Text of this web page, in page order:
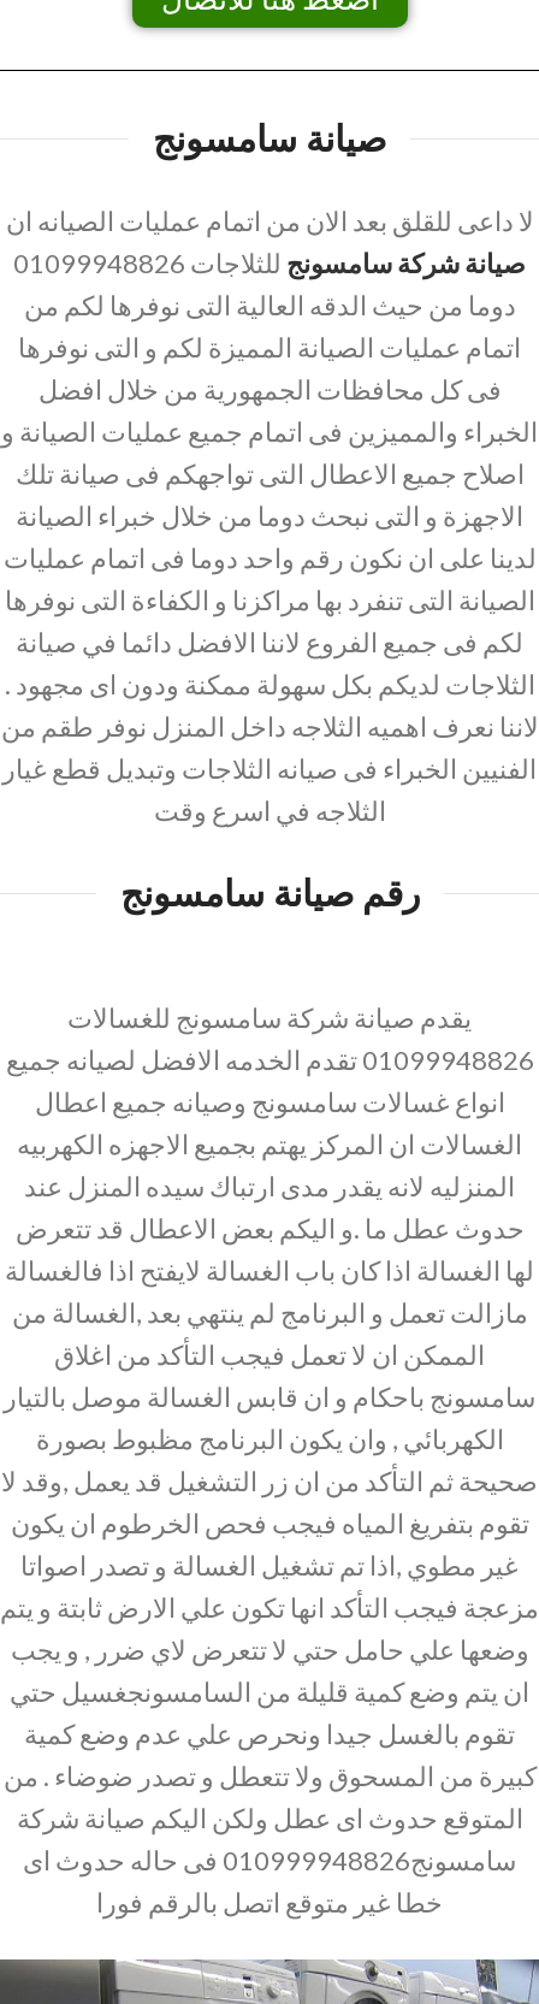
صيانة سامسونج
لا داعى للقلق بعد الان من اتمام عمليات الصيانه ان
صيانة شركة سامسونج
للثلاجات 01099948826
دوما من حيث الدقه العالية التى نوفرها لكم من
اتمام عمليات الصيانة المميزة لكم و التى نوفرها
فى كل محافظات الجمهورية من خلال افضل
الخبراء والمميزين فى اتمام جميع عمليات الصيانة و
اصلاح جميع الاعطال التى تواجهكم فى صيانة تلك
الاجهزة و التى نبحث دوما من خلال خبراء الصيانة
لدينا على ان نكون رقم واحد دوما فى اتمام عمليات
الصيانة التى تنفرد بها مراكزنا و الكفاءة التى نوفرها
لكم فى جميع الفروع لاننا الافضل دائما في صيانة
الثلاجات لديكم بكل سهولة ممكنة ودون اى مجهود .
لاننا نعرف اهميه الثلاجه داخل المنزل نوفر طقم من
الفنيين الخبراء فى صيانه الثلاجات وتبديل قطع غيار
الثلاجه في اسرع وقت
رقم صيانة سامسونج
يقدم صيانة شركة سامسونج للغسالات
01099948826 تقدم الخدمه الافضل لصيانه جميع
انواع غسالات سامسونج وصيانه جميع اعطال
الغسالات ان المركز يهتم بجميع الاجهزه الكهربيه
المنزليه لانه يقدر مدى ارتباك سيده المنزل عند
حدوث عطل ما .و اليكم بعض الاعطال قد تتعرض
لها الغسالة اذا كان باب الغسالة لايفتح اذا فالغسالة
مازالت تعمل و البرنامج لم ينتهي بعد ,الغسالة من
الممكن ان لا تعمل فيجب التأكد من اغلاق
سامسونج باحكام و ان قابس الغسالة موصل بالتيار
الكهربائي , وان يكون البرنامج مظبوط بصورة
صحيحة ثم التأكد من ان زر التشغيل قد يعمل ,وقد لا
تقوم بتفريغ المياه فيجب فحص الخرطوم ان يكون
غير مطوي ,اذا تم تشغيل الغسالة و تصدر اصواتا
مزعجة فيجب التأكد انها تكون علي الارض ثابتة و يتم
وضعها علي حامل حتي لا تتعرض لاي ضرر , و يجب
ان يتم وضع كمية قليلة من السامسونجغسيل حتي
تقوم بالغسل جيدا ونحرص علي عدم وضع كمية
كبيرة من المسحوق ولا تتعطل و تصدر ضوضاء . من
المتوقع حدوث اى عطل ولكن اليكم صيانة شركة
سامسونج010999948826 فى حاله حدوث اى
خطا غير متوقع اتصل بالرقم فورا